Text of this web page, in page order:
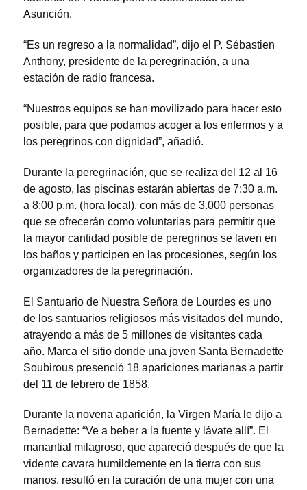
Asunción.
“Es un regreso a la normalidad”, dijo el P. Sébastien
Anthony, presidente de la peregrinación, a una
estación de radio francesa.
“Nuestros equipos se han movilizado para hacer esto
posible, para que podamos acoger a los enfermos y a
los peregrinos con dignidad”, añadió.
Durante la peregrinación, que se realiza del 12 al 16
de agosto, las piscinas estarán abiertas de 7:30 a.m.
a 8:00 p.m. (hora local), con más de 3.000 personas
que se ofrecerán como voluntarias para permitir que
la mayor cantidad posible de peregrinos se laven en
los baños y participen en las procesiones, según los
organizadores de la peregrinación.
El Santuario de Nuestra Señora de Lourdes es uno
de los santuarios religiosos más visitados del mundo,
atrayendo a más de 5 millones de visitantes cada
año. Marca el sitio donde una joven Santa Bernadette
Soubirous presenció 18 apariciones marianas a partir
del 11 de febrero de 1858.
Durante la novena aparición, la Virgen María le dijo a
Bernadette: “Ve a beber a la fuente y lávate allí”. El
manantial milagroso, que apareció después de que la
vidente cavara humildemente en la tierra con sus
manos, resultó en la curación de una mujer con una